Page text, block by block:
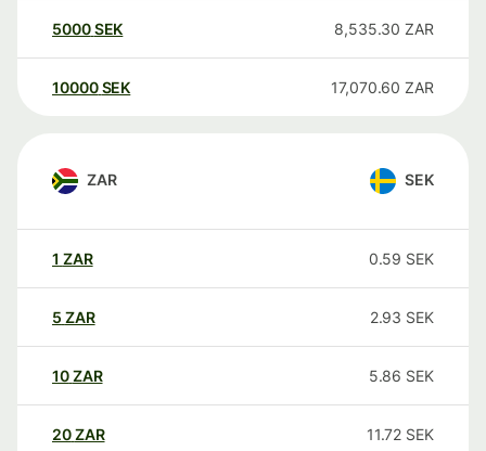
5000SEK 8,535.30 ZAR
10000 SEK 17,070.60 ZAR
ZAR SEK
1 ZAR 0.59 SEK
5 ZAR 2.93 SEK
10ZAR 5.86 SEK
20ZAR 11.72 SEK